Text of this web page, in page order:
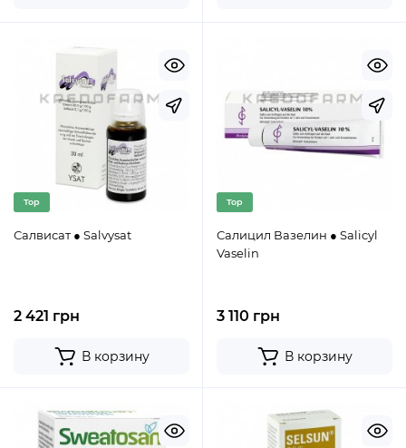
Top
Салвисат ● Salvysat
2 421 грн
В корзину
Top
Салицил Вазелин ● Salicyl
Vaselin
3 110 грн
В корзину